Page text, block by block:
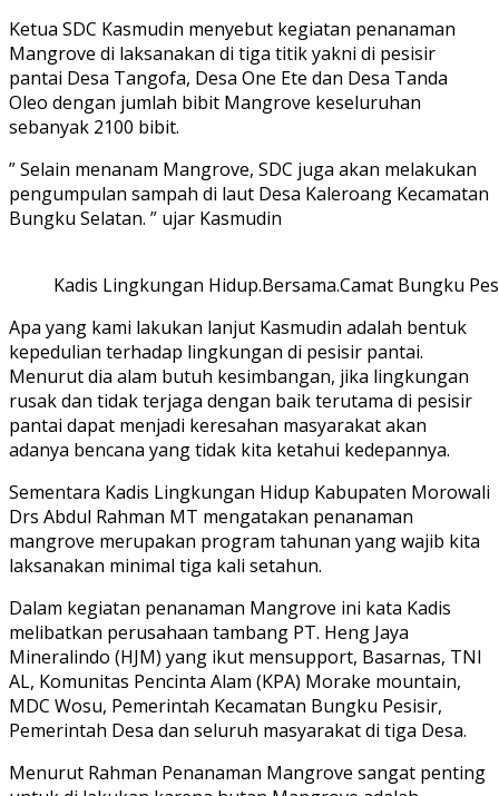
Ketua SDC Kasmudin menyebut kegiatan penanaman
Mangrove di laksanakan di tiga titik yakni di pesisir
pantai Desa Tangofa, Desa One Ete dan Desa Tanda
Oleo dengan jumlah bibit Mangrove keseluruhan
sebanyak 2100 bibit.
” Selain menanam Mangrove, SDC juga akan melakukan
pengumpulan sampah di laut Desa Kaleroang Kecamatan
Bungku Selatan. ” ujar Kasmudin
Kadis Lingkungan Hidup.Bersama.Camat Bungku
Apa yang kami lakukan lanjut Kasmudin adalah bentuk
kepedulian terhadap lingkungan di pesisir pantai.
Menurut dia alam butuh kesimbangan, jika lingkungan
rusak dan tidak terjaga dengan baik terutama di pesisir
pantai dapat menjadi keresahan masyarakat akan
adanya bencana yang tidak kita ketahui kedepannya.
Sementara Kadis Lingkungan Hidup Kabupaten Morowali
Drs Abdul Rahman MT mengatakan penanaman
mangrove merupakan program tahunan yang wajib kita
laksanakan minimal tiga kali setahun.
Dalam kegiatan penanaman Mangrove ini kata Kadis
melibatkan perusahaan tambang PT. Heng Jaya
Mineralindo (HJM) yang ikut mensupport, Basarnas, TNI
AL, Komunitas Pencinta Alam (KPA) Morake mountain,
MDC Wosu, Pemerintah Kecamatan Bungku Pesisir,
Pemerintah Desa dan seluruh masyarakat di tiga Desa.
Menurut Rahman Penanaman Mangrove sangat penting